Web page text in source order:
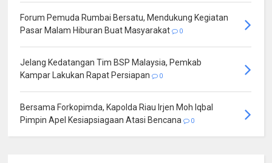
Forum Pemuda Rumbai Bersatu, Mendukung Kegiatan
Pasar Malam Hiburan Buat Masyarakat
0
Jelang Kedatangan Tim BSP Malaysia, Pemkab
Kampar Lakukan Rapat Persiapan
0
Bersama Forkopimda, Kapolda Riau Irjen Moh Iqbal
Pimpin Apel Kesiapsiagaan Atasi Bencana
0